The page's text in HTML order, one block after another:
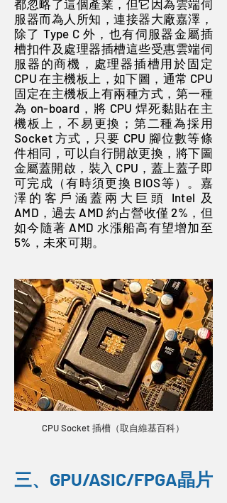
都忽略了這個產業，但它因為雲端伺
服器而為人所知，連接器大廠嘉澤，
除了 Type C 外，也有伺服器金屬插
槽扣件及處理器插槽這些受惠雲端伺
服器的商機，處理器插槽用於固定
CPU 在主機板上，如下圖，通常 CPU
固定在主機板上有兩種方式，第一種
為 on-board，將 CPU 焊死黏貼在主
機板上，不易更換；第二種為採用
Socket 方式，只要 CPU 腳位數等條
件相同，可以自行開啟更換，將下圖
金屬蓋開啟，裝入 CPU，蓋上蓋子即
可完成（有時須更換 BIOS等）。嘉
澤的客戶涵蓋兩大巨頭 Intel 及
AMD，過去 AMD 約占營收僅 2%，但
如今隨著 AMD 水漲船高有望增加至
5%，未來可期。
CPU Socket 插槽（取自維基百科）
三、GPU/ASIC/FPGA晶片